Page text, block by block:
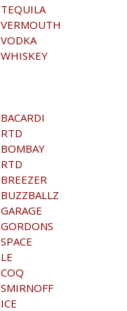
TEQUILA
VERMOUTH
VODKA
WHISKEY
BACARDI
RTD
BOMBAY
RTD
BREEZER
BUZZBALLZ
GARAGE
GORDONS
SPACE
LE
COQ
SMIRNOFF
ICE